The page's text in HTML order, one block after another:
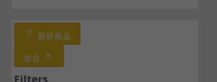
篩選商品
收合
Filters